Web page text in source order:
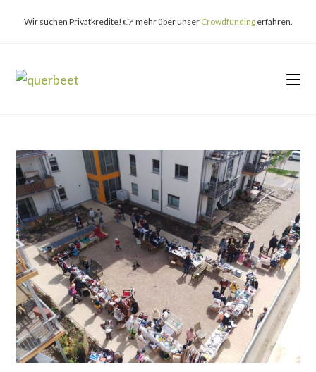
InhaltWir suchen Privatkredite! 👉 mehr über unser Crowdfundingerfahren.